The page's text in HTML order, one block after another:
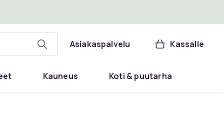
Asiakaspalvelu Kassalle
Kauneus Koti & puutarha